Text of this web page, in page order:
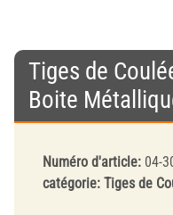
Tiges de
Boite
Numéro d'article: 04-
catégorie: Tiges de